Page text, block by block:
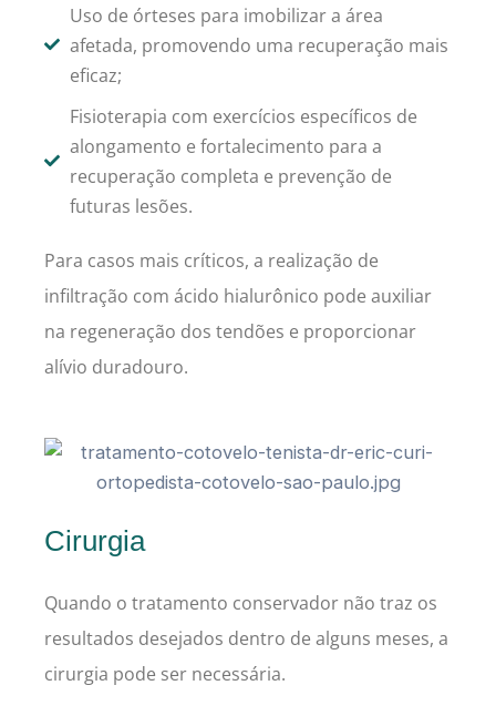
Uso de órteses para imobilizar a área
afetada, promovendo uma recuperação mais
eficaz;
Fisioterapia com exercícios específicos de
alongamento e fortalecimento para a
recuperação completa e prevenção de
futuras lesões.
Para casos mais críticos, a realização de
infiltração com ácido hialurônico pode auxiliar
na regeneração dos tendões e proporcionar
alívio duradouro.
Cirurgia
Quando o tratamento conservador não traz os
resultados desejados dentro de alguns meses, a
cirurgia pode ser necessária.